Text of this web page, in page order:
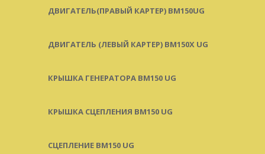
ДВИГАТЕЛЬ(ПРАВЫЙ КАРТЕР) ВМ150UG
ДВИГАТЕЛЬ (ЛЕВЫЙ КАРТЕР) BM150X UG
КРЫШКА ГЕНЕРАТОРА BM150 UG
КРЫШКА СЦЕПЛЕНИЯ BM150 UG
СЦЕПЛЕНИЕ BM150 UG